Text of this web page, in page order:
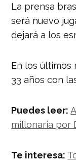
La prensa
será nuevo
dejará a los
En los últimos
33 años con
Puedes leer:
millonaria por
Te interesa: